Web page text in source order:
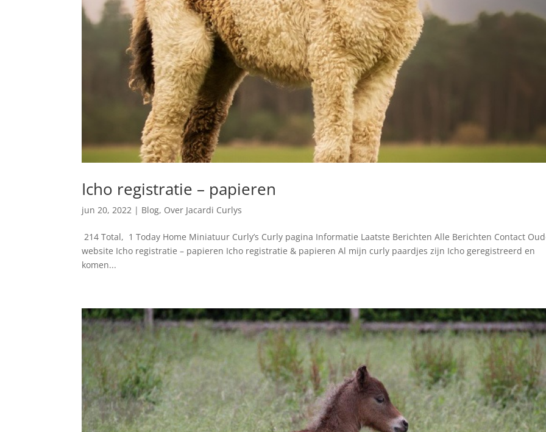
Icho registratie – papieren
jun 20, 2022 | Blog, Over Jacardi Curlys
214 Total, 1 Today Home Miniatuur Curly’s Curly pagina Informatie Laatste Berichten Alle Berichten Contact
website Icho registratie – papieren Icho registratie & papieren Al mijn curly paardjes zijn Icho geregistreerd en
komen...